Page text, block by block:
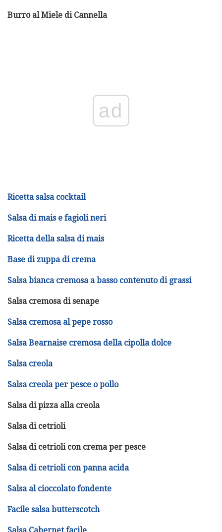
Burro al Miele di Cannella
ad
Ricetta salsa cocktail
Salsa di mais e fagioli neri
Ricetta della salsa di mais
Base di zuppa di crema
Salsa bianca cremosa a basso contenuto di grassi
Salsa cremosa di senape
Salsa cremosa al pepe rosso
Salsa Bearnaise cremosa della cipolla dolce
Salsa creola
Salsa creola per pesce o pollo
Salsa di pizza alla creola
Salsa di cetrioli
Salsa di cetrioli con crema per pesce
Salsa di cetrioli con panna acida
Salsa al cioccolato fondente
Facile salsa butterscotch